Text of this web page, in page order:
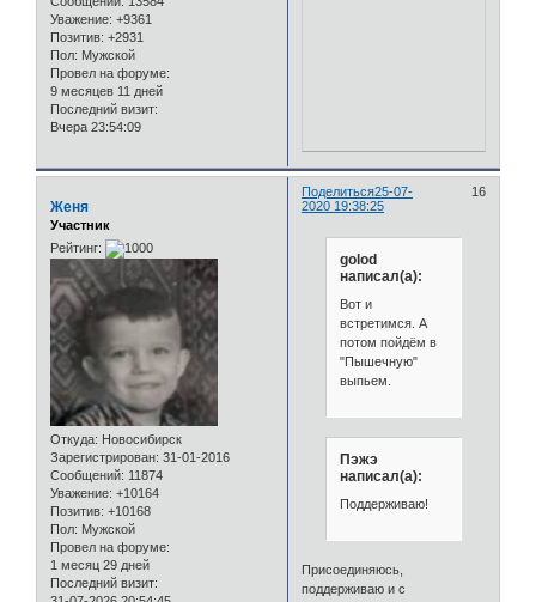
Уважение: +9361
Позитив: +2931
Пол: Мужской
Провел на форуме:
9 месяцев 11 дней
Последний визит:
Вчера 23:54:09
Поделиться 16
25-07-
2020 19:38:25
Женя
Участник
Рейтинг:
Откуда: Новосибирск
Зарегистрирован: 31-01-2016
Сообщений: 11874
Уважение: +10164
Позитив: +10168
Пол: Мужской
Провел на форуме:
1 месяц 29 дней
Последний визит:
golod
написал(а):
Вот и
встретимся. А
потом пойдём в
"Пышечную"
выпьем.
Пэжэ
написал(а):
Поддерживаю!
Присоединяюсь,
поддерживаю и с